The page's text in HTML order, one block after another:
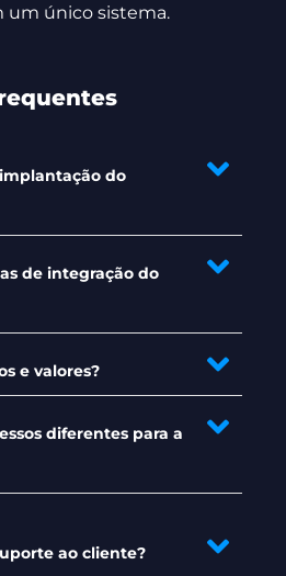
um único sistema.
do
de integração do
e valores?
diferentes para a
ao cliente?